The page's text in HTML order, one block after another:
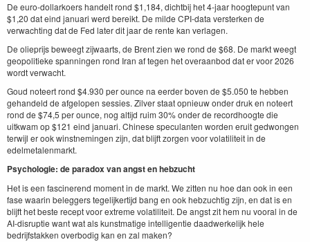
De euro-dollarkoers handelt rond $1,184, dichtbij het 4-jaar hoogtepunt van
$1,20 dat eind januari werd bereikt. De milde CPI-data versterken de
verwachting dat de Fed later dit jaar de rente kan verlagen.
De olieprijs beweegt zijwaarts, de Brent zien we rond de $68. De markt weegt
geopolitieke spanningen rond Iran af tegen het overaanbod dat er voor 2026
wordt verwacht.
Goud noteert rond $4.930 per ounce na eerder boven de $5.050 te hebben
gehandeld de afgelopen sessies. Zilver staat opnieuw onder druk en noteert
rond de $74,5 per ounce, nog altijd ruim 30% onder de recordhoogte die
uitkwam op $121 eind januari. Chinese speculanten worden eruit gedwongen
terwijl er ook winstnemingen zijn, dat blijft zorgen voor volatiliteit in de
edelmetalenmarkt.
Psychologie: de paradox van angst en hebzucht
Het is een fascinerend moment in de markt. We zitten nu hoe dan ook in een
fase waarin beleggers tegelijkertijd bang en ook hebzuchtig zijn, en dat is en
blijft het beste recept voor extreme volatiliteit. De angst zit hem nu vooral in de
AI-disruptie want wat als kunstmatige intelligentie daadwerkelijk hele
bedrijfstakken overbodig kan en zal maken?